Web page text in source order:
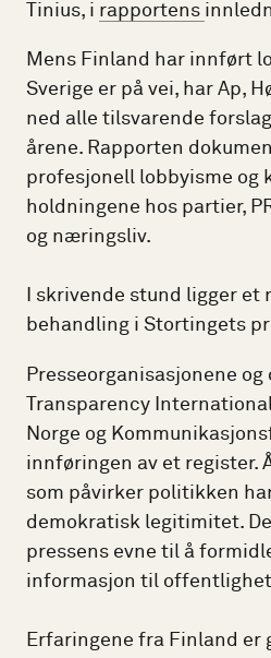
Tinius, i rapportens
Mens Finland har innført
Sverige er på vei, har Ap,
ned alle tilsvarende
årene. Rapporten
profesjonell lobbyisme og
holdningene hos partier,
og næringsliv.
I skrivende stund ligger
behandling i Stortingets
Presseorganisasjonene
Transparency
Norge og
innføringen av et register.
som påvirker politikken
demokratisk legitimitet.
pressens evne til å
informasjon til
Erfaringene fra Finland er